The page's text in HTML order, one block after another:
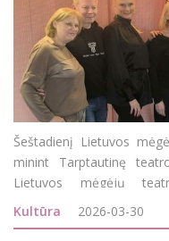
Šeštadienį Lietuvos
minint Tarptautinę
Lietuvos mėgėjų
apdovanojimai,
„Oskarams&l
Kultūra 2026-03-30